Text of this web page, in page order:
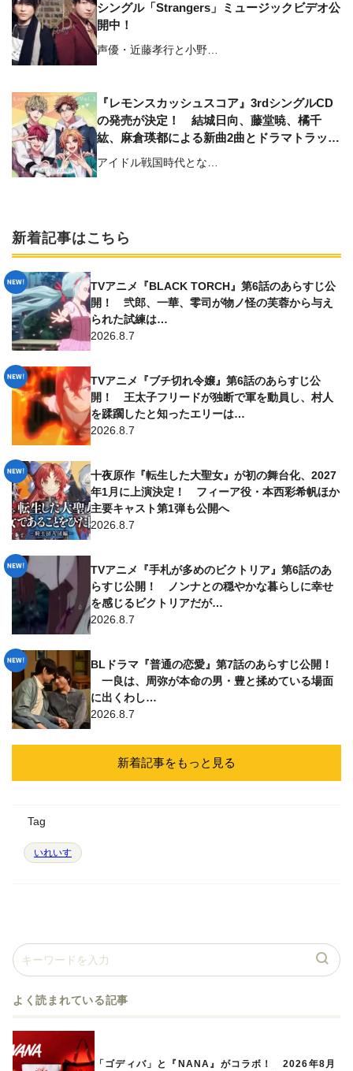
シングル「Strangers」ミュージックビデオ公
開中！
声優・近藤孝行と小野…
『レモンスカッシュスコア』3rdシングルCD
の発売が決定！ 結城日向、藤堂暁、橘千
紘、麻倉瑛都による新曲2曲とドラマトラック
が収録
アイドル戦国時代とな…
新着記事はこちら
TVアニメ『BLACK TORCH』第6話のあらすじ公
開！ 弐郎、一華、零司が物ノ怪の芙蓉から与え
られた試練は…
2026.8.7
TVアニメ『ブチ切れ令嬢』第6話のあらすじ公
開！ 王太子フリードが独断で軍を動員し、村人
を蹂躙したと知ったエリーは…
2026.8.7
十夜原作『転生した大聖女』が初の舞台化、2027
年1月に上演決定！ フィーア役・本西彩希帆ほか
主要キャスト第1弾も公開へ
2026.8.7
TVアニメ『手札が多めのビクトリア』第6話のあ
らすじ公開！ ノンナとの穏やかな暮らしに幸せ
を感じるビクトリアだが…
2026.8.7
BLドラマ『普通の恋愛』第7話のあらすじ公開！
一良は、周弥が本命の男・豊と揉めている場面
に出くわし…
2026.8.7
新着記事をもっと見る
Tag
いれいす
よく読まれている記事
「ゴディバ」と『NANA』がコラボ！ 2026年8月